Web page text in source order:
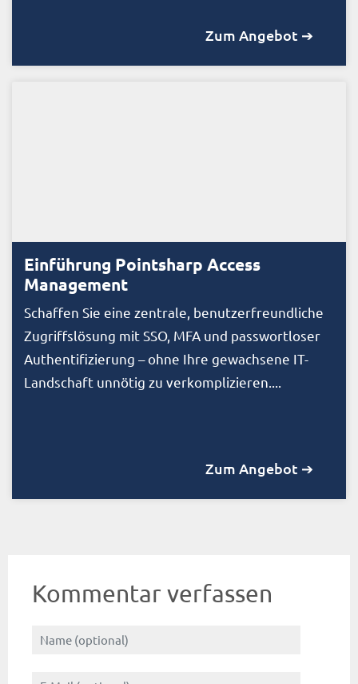
Zum Angebot ➔
Einführung Pointsharp Access
Management
Schaffen Sie eine zentrale, benutzerfreundliche
Zugriffslösung mit SSO, MFA und passwortloser
Authentifizierung – ohne Ihre gewachsene IT-
Landschaft unnötig zu verkomplizieren....
Zum Angebot ➔
Kommentar verfassen